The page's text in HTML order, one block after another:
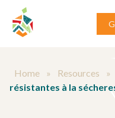
Aller au contenu
Home » Resources »
résistantes à la